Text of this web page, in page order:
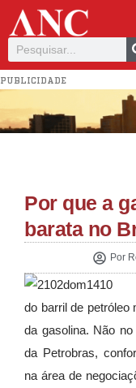
PUBLICIDADE
Por que a
barata no
Por
do barril de petróleo
da gasolina. Não
da Petrobras,
na área de